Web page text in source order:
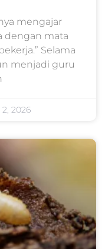
mengajar
dengan mata
Selama
menjadi guru
2026